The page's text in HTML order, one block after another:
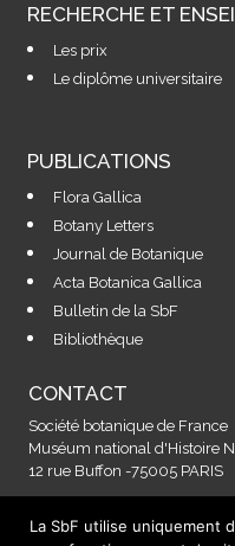
RECHERCHE ET
Les prix
Le diplôme universitaire
PUBLICATIONS
Flora Gallica
Botany Letters
Journal de Botanique
Acta Botanica Gallica
Bulletin de la SbF
Bibliothèque
CONTACT
Société botanique de France
Muséum national d'Histoire
12 rue Buffon -75005 PARIS
Contactez-nous à l'adresse :
La SbF utilise uniquement